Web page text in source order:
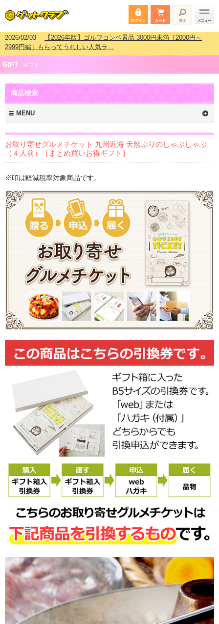
2026/02/03【2026年版】ゴルフコンペ景品 3000円未満［2000円～
2999円編］もらってうれしい人気ラ…
2026/07/15【2026年版】ビンゴゲーム景品おすすめ金額別人気ランキ
ング 更新しました！
2026/04/03【2026年版】ゴルフコンペ景品 3000円未満［2000円～
2999円編］もらってうれしい人気ラ…
2026/02/16
新しました！
GIFT ギフト
商品検索
MENU
お取り寄せグルメチケット 九州近海 天然ぶりのしゃぶしゃぶ
（４人前）［まとめ買いお得ギフト］
※印は軽減税率対象商品です。